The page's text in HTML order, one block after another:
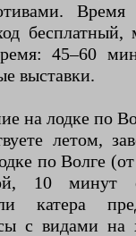
Время
бесплатный,
45–60
выставки.
на лодке по
летом,
по Волге
10 минут
катера
с видами на